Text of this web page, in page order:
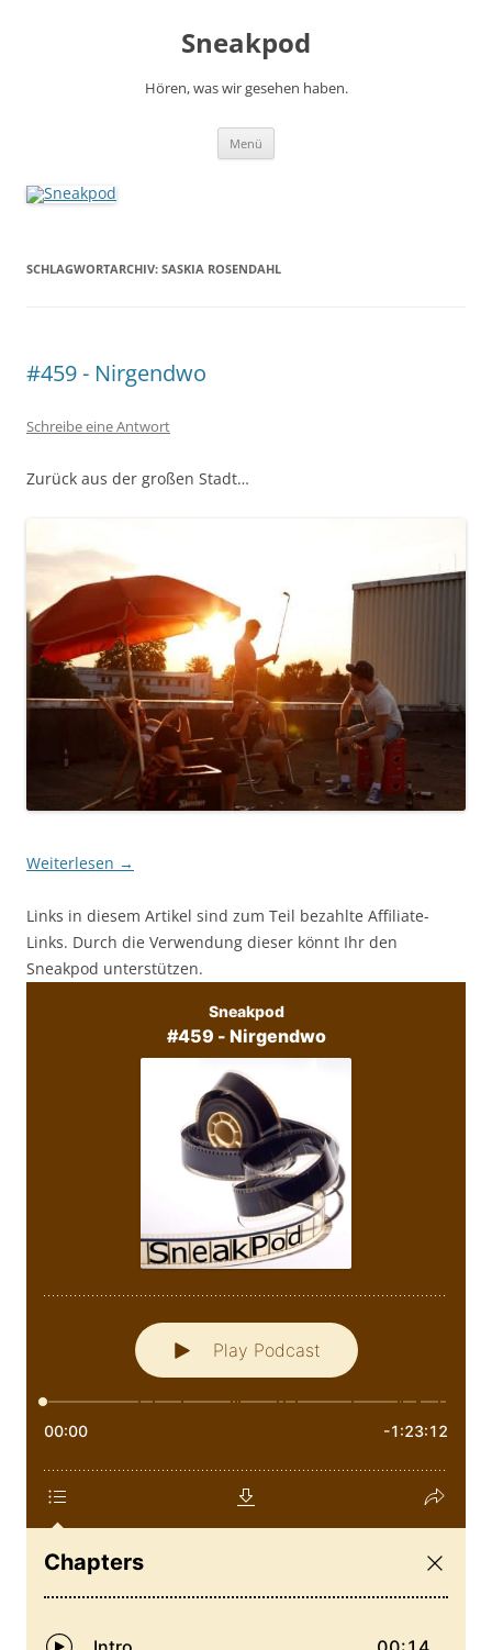
Sneakpod
Hören, was wir gesehen haben.
Menü
SCHLAGWORTARCHIV: SASKIA ROSENDAHL
#459 - Nirgendwo
Schreibe eine Antwort
Zurück aus der großen Stadt…
Weiterlesen →
Links in diesem Artikel sind zum Teil bezahlte Affiliate-
Links. Durch die Verwendung dieser könnt Ihr den
Sneakpod unterstützen.